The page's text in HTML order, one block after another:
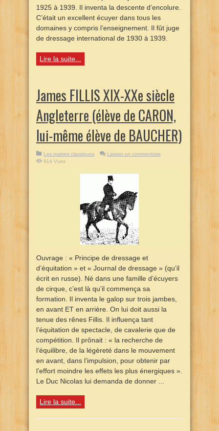
1925 à 1939. Il inventa la descente d’encolure.
C’était un excellent écuyer dans tous les
domaines y compris l’enseignement. Il fût juge
de dressage international de 1930 à 1939.
Lire la suite...
James FILLIS XIX-XXe siècle
Angleterre (élève de CARON,
lui-même élève de BAUCHER)
Les maitres classiques
Laisser un commentaire
914 Vues
Ouvrage : « Principe de dressage et
d’équitation » et « Journal de dressage » (qu’il
écrit en russe). Né dans une famille d’écuyers
de cirque, c’est là qu’il commença sa
formation. Il inventa le galop sur trois jambes,
en avant ET en arrière. On lui doit aussi la
tenue des rênes Fillis. Il influença tant
l’équitation de spectacle, de cavalerie que de
compétition. Il prônait : « la recherche de
l’équilibre, de la légèreté dans le mouvement
en avant, dans l’impulsion, pour obtenir par
l’effort moindre les effets les plus énergiques ».
Le Duc Nicolas lui demanda de donner ...
Lire la suite...